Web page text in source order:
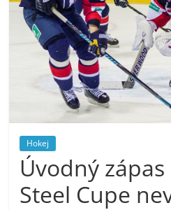
Hokej
Úvodný
Steel Cupe